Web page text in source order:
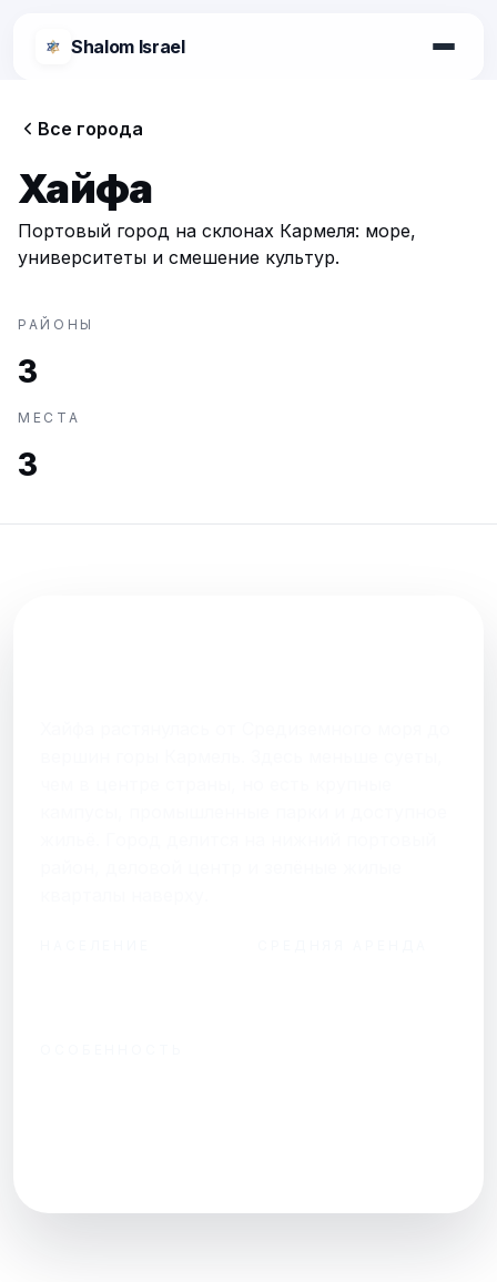
Shalom Israel
Афиша
Все города
Хайфа
Портовый город на склонах Кармеля: море,
университеты и смешение культур.
РАЙОНЫ
3
МЕСТА
3